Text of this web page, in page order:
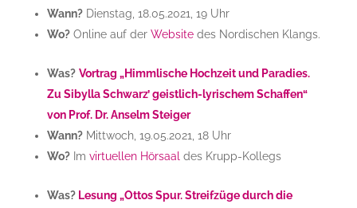
Wann?Dienstag, 18.05.2021, 19 Uhr
Wo?Online auf der Websitedes Nordischen Klangs.
Was? Vortrag „Himmlische Hochzeit und Paradies.
Zu Sibylla Schwarz’ geistlich-lyrischem Schaffen“
von Prof. Dr. Anselm Steiger
Wann?Mittwoch, 19.05.2021, 18 Uhr
Wo?Im virtuellen Hörsaal des Krupp-Kollegs
Was? Lesung „Ottos Spur. Streifzüge durch die